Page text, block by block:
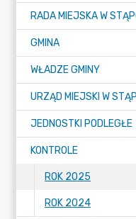
RADA MIEJSKA W
GMINA
WŁADZE GMINY
URZĄD MIEJSKI W
JEDNOSTKI PODLEGŁE
KONTROLE
ROK 2025
ROK 2024